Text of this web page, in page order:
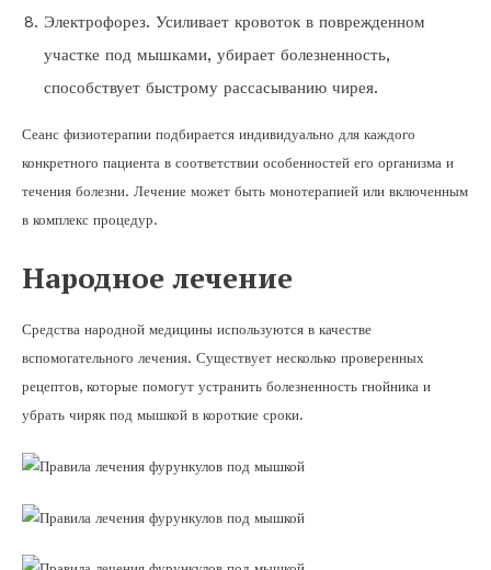
Электрофорез. Усиливает кровоток в поврежденном
участке под мышками, убирает болезненность,
способствует быстрому рассасыванию чирея.
Сеанс физиотерапии подбирается индивидуально для каждого
конкретного пациента в соответствии особенностей его организма и
течения болезни. Лечение может быть монотерапией или включенным
в комплекс процедур.
Народное лечение
Средства народной медицины используются в качестве
вспомогательного лечения. Существует несколько проверенных
рецептов, которые помогут устранить болезненность гнойника и
убрать чиряк под мышкой в короткие сроки.